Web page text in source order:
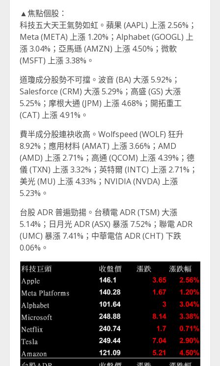
▲焦點個股：
科技五大天王氣勢如虹。蘋果 (AAPL) 上漲 2.56%；
Meta (META) 上漲 1.20%；Alphabet (GOOGL) 上
漲 3.04%；亞馬遜 (AMZN) 上漲 4.50%；微軟
(MSFT) 上漲 3.38%。
道瓊成分股勢不可擋。波音 (BA) 大漲 5.92%；
Salesforce (CRM) 大漲 5.29%；高盛 (GS) 大漲
5.25%；摩根大通 (JPM) 上漲 4.68%；開拓重工
(CAT) 上漲 4.91%。
費半成分股連袂收高。Wolfspeed (WOLF) 狂升
8.92%；應用材料 (AMAT) 上漲 3.66%；AMD
(AMD) 上漲 2.71%；高通 (QCOM) 上漲 4.39%；德
儀 (TXN) 上漲 3.32%；英特爾 (INTC) 上漲 2.71%；
美光 (MU) 上漲 4.33%；NVIDIA (NVDA) 上漲
5.23%。
台股 ADR 普遍勁揚。台積電 ADR (TSM) 大漲
5.14%；日月光 ADR (ASX) 暴漲 7.52%；聯電 ADR
(UMC) 暴漲 7.41%；中華電信 ADR (CHT) 下跌
0.06%。